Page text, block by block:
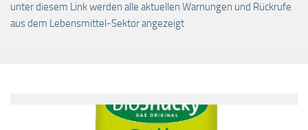
unter diesem Link werden alle aktuellen Warnungen und Rückrufe
aus dem Lebensmittel-Sektor angezeigt